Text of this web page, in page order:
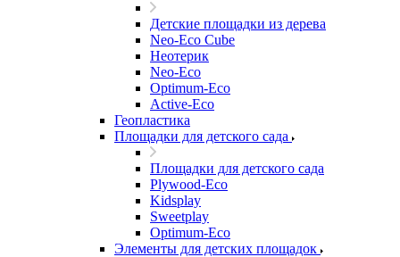
Детские площадки из дерева
Neo-Eco Cube
Неотерик
Neo-Eco
Оptimum-Еco
Active-Eco
Геопластика
Площадки для детского сада
Площадки для детского сада
Plywood-Eco
Kidsplay
Sweetplay
Оptimum-Еco
Элементы для детских площадок